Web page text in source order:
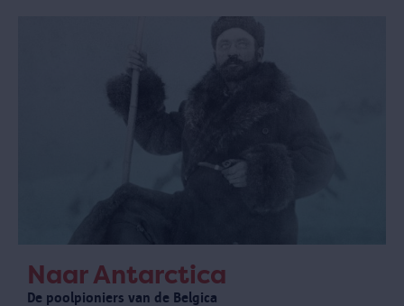
Naar Antarctica
De poolpioniers van de Belgica